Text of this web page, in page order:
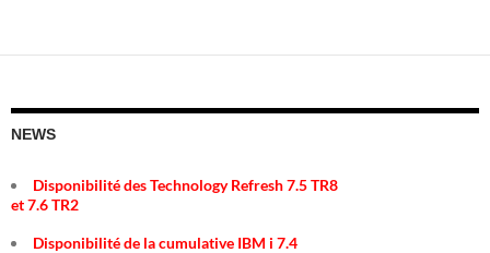
NEWS
Disponibilité des Technology Refresh 7.5 TR8
et 7.6 TR2
Disponibilité de la cumulative IBM i 7.4